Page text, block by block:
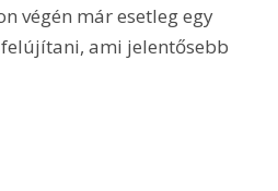
végén már esetleg egy
ami jelentősebb